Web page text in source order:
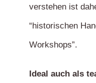
verstehen ist
“historischen
Workshops”.
Ideal auch als